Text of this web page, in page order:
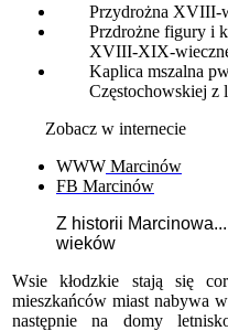
Przydrożna XVIII-
Przdrożne figury i
XVIII-XIX-
Kaplica mszalna
Częstochowskiej z
Zobacz w internecie
WWW Marcinów
FB Marcinów
Z historii
wieków
Wsie kłodzkie stają się
mieszkańców miast nabywa
następnie na domy